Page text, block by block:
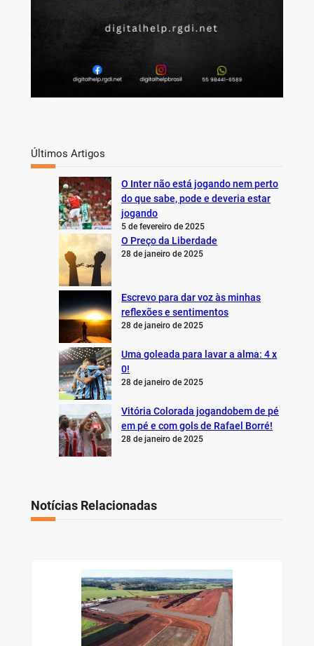
Últimos Artigos
O Inter não está jogando nem perto
do que sabe, pode e deveria estar
jogando
5 de fevereiro de 2025
O Preço da Liberdade
28 de janeiro de 2025
Escrevo para dar voz às minhas
reflexões e sentimentos
28 de janeiro de 2025
Uma goleada para lavar a alma: 4 x
0!
28 de janeiro de 2025
Vitória Colorada jogandobem de pé
em pé e com gols de Rafael Borré!
28 de janeiro de 2025
Notícias Relacionadas